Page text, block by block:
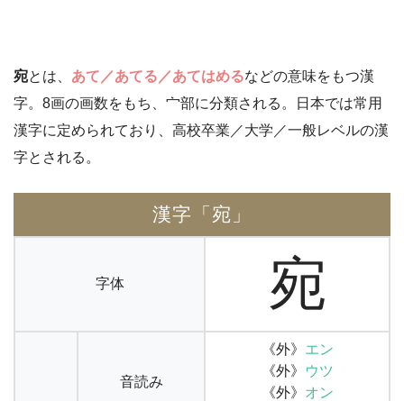
宛とは、 あて／あてる／あてはめるなどの意味をもつ漢
字。8画の画数をもち、宀部に分類される。日本では常用
漢字に定められており、高校卒業／大学／一般レベルの漢
字とされる。
漢字「宛」
字体 宛
音読み
《外》 エン
《外》
ウツ
《外》 オン